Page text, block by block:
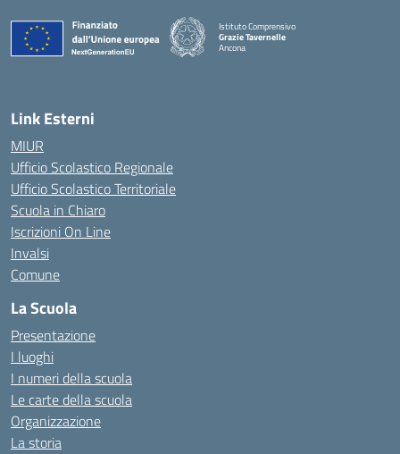
Istituto Comprensivo
Grazie Tavernelle
Ancona
Link Esterni
MIUR
Ufficio Scolastico Regionale
Ufficio Scolastico Territoriale
Scuola in Chiaro
Iscrizioni On Line
Invalsi
Comune
La Scuola
Presentazione
I luoghi
I numeri della scuola
Le carte della scuola
Organizzazione
La storia